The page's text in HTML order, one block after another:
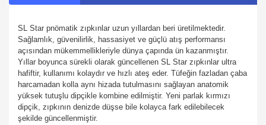
SL Star pnömatik zıpkınlar uzun yıllardan beri üretilmektedir.
Sağlamlık, güvenilirlik, hassasiyet ve güçlü atış performansı
açısından mükemmellikleriyle dünya çapında ün kazanmıştır.
Yıllar boyunca sürekli olarak güncellenen SL Star zıpkınlar ultra
hafiftir, kullanımı kolaydır ve hızlı ateş eder. Tüfeğin fazladan çaba
harcamadan kolla aynı hizada tutulmasını sağlayan anatomik
yüksek tutuşlu dipçikle kombine edilmiştir. Yeni parlak kırmızı
dipçik, zıpkının denizde düşse bile kolayca fark edilebilecek
şekilde güncellenmiştir.